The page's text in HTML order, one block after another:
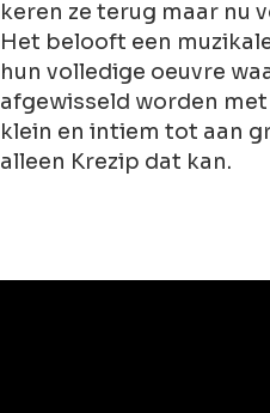
keren ze terug maar nu
Het belooft een
hun volledige oeuvre
afgewisseld worden
klein en intiem tot aan
alleen Krezip dat kan.